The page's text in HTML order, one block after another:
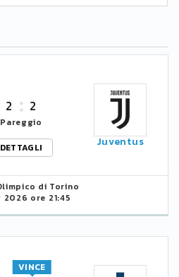
2 2
Pareggio
DETTAGLI
Juventus
di Torino
2026 ore 21:45
VINCE